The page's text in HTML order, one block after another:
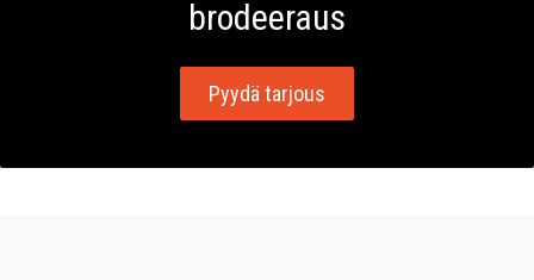
brodeeraus
Pyydä tarjous